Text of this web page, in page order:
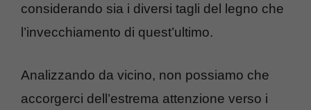
considerando sia i diversi tagli del legno che
l’invecchiamento di quest’ultimo.
Analizzando da vicino, non possiamo che
accorgerci dell’estrema attenzione verso i